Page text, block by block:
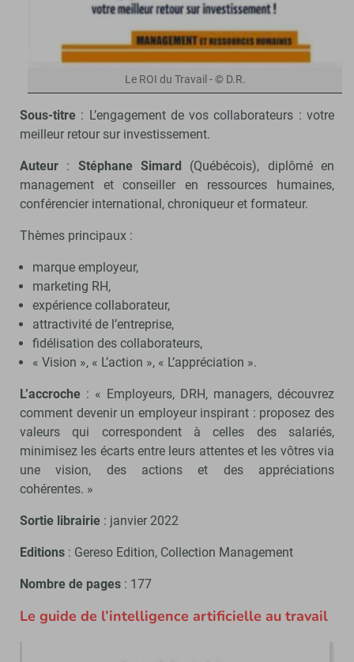
Le ROI du Travail - © D.R.
Sous-titre : L’engagement de vos collaborateurs : votre
meilleur retour sur investissement.
Auteur : Stéphane Simard
(Québécois), diplômé en
management et conseiller en ressources humaines,
conférencier international, chroniqueur et formateur.
Thèmes principaux :
marque employeur,
marketing RH,
expérience collaborateur,
attractivité de l’entreprise,
fidélisation des collaborateurs,
« Vision », « L’action », « L’appréciation ».
L’accroche : « Employeurs, DRH, managers, découvrez
comment devenir un employeur inspirant : proposez des
valeurs qui correspondent à celles des salariés,
minimisez les écarts entre leurs attentes et les vôtres via
une vision, des actions et des appréciations
cohérentes. »
Sortie librairie : janvier 2022
Editions : Gereso Edition, Collection Management
Nombre de pages : 177
Le guide de l’intelligence artificielle au travail